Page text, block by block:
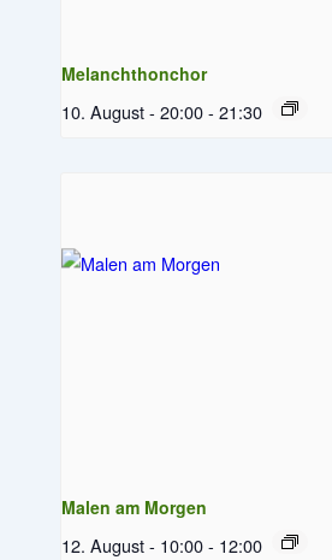
Melanchthonchor
10. August - 20:00- 21:30
Malen am Morgen
12. August - 10:00- 12:00